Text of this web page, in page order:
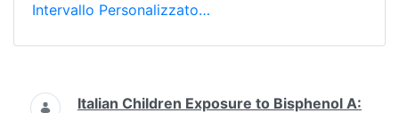
Intervallo Personalizzato…
Ricerca
Italian Children Exposure to Bisphenol A: